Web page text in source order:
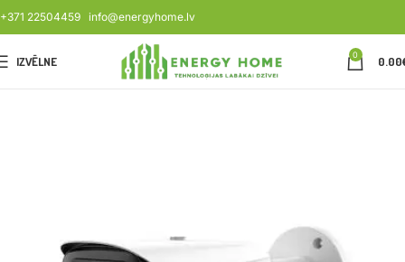
+371 22504459 info@energyhome.lv
IZVĒLNE 0 0.00